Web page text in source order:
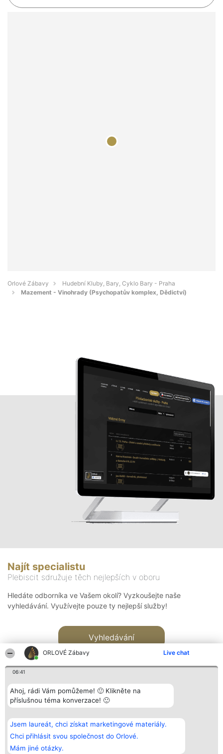
ORLOVÉ Zábavy Live chat
06:41
Ahoj, rádi Vám pomůžeme! 🙂 Klikněte na
příslušnou téma konverzace! 🙂
Jsem laureát, chci získat marketingové materiály.
Chci přihlásit svou společnost do Orlové.
Mám jiné otázky.
Orlové Zábavy
Hudební Kluby, Bary, Cyklo Bary - Praha
Mazement - Vinohrady (Psychopatův komplex, Dědictví)
Najít specialistu
Plebiscit sdružuje těch nejlepších v oboru
Hledáte odborníka ve Vašem okolí? Vyzkoušejte naše
vyhledávání. Využívejte pouze ty nejlepší služby!
Vyhledávání
Bright Side Solutions sp. z o.
o. sp. k.
ul. Ruska 22
Wrocław 50-079
KRS 0000749100 | Regon
Vítězové
Seznam všech
laureátů
Zásady
Kontakt